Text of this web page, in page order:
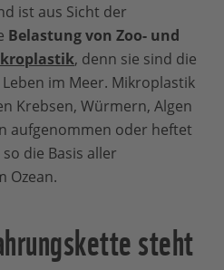
ist aus Sicht der
Belastung von Zoo- und
, denn sie sind die
im Meer. Mikroplastik
Krebsen, Würmern, Algen
aufgenommen oder heftet
die Basis aller
Ozean.
steht